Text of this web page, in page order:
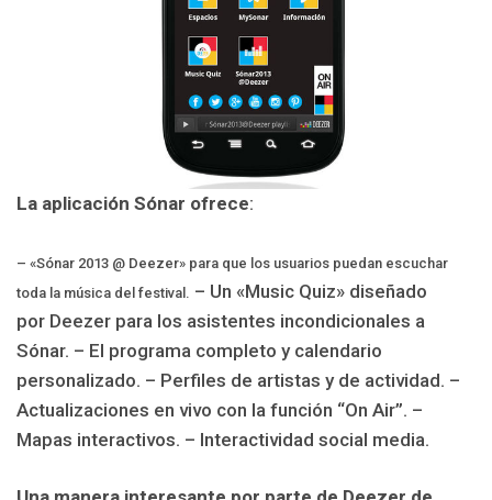
La aplicación Sónar ofrece:
– «Sónar 2013 @ Deezer» para que los usuarios puedan escuchar
toda la música del festival. – Un «Music Quiz» diseñado
por Deezer para los asistentes incondicionales a
Sónar. – El programa completo y calendario
personalizado. – Perfiles de artistas y de actividad. –
Actualizaciones en vivo con la función “On Air”. –
Mapas interactivos. – Interactividad social media.